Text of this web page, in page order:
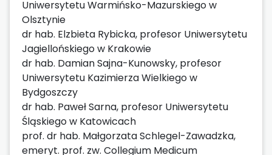
Uniwersytetu Warmińsko-Mazurskiego w
Olsztynie
dr hab. Elzbieta Rybicka, profesor Uniwersytetu
Jagiellońskiego w Krakowie
dr hab. Damian Sajna-Kunowsky, profesor
Uniwersytetu Kazimierza Wielkiego w
Bydgoszczy
dr hab. Paweł Sarna, profesor Uniwersytetu
Śląskiego w Katowicach
prof. dr hab. Małgorzata Schlegel-Zawadzka,
emeryt. prof. zw. Collegium Medicum